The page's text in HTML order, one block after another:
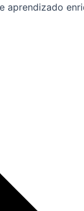
aprendizado